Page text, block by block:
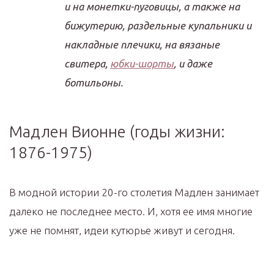
и на монетки-пуговицы, а также на
бижутерию, раздельные купальники и
накладные плечики, на вязаные
свитера, юбки-шорты, и даже
ботильоны.
Мадлен Вионне (годы жизни:
1876-1975)
В модной истории 20-го столетия Мадлен занимает
далеко не последнее место. И, хотя ее имя многие
уже не помнят, идеи кутюрье живут и сегодня.